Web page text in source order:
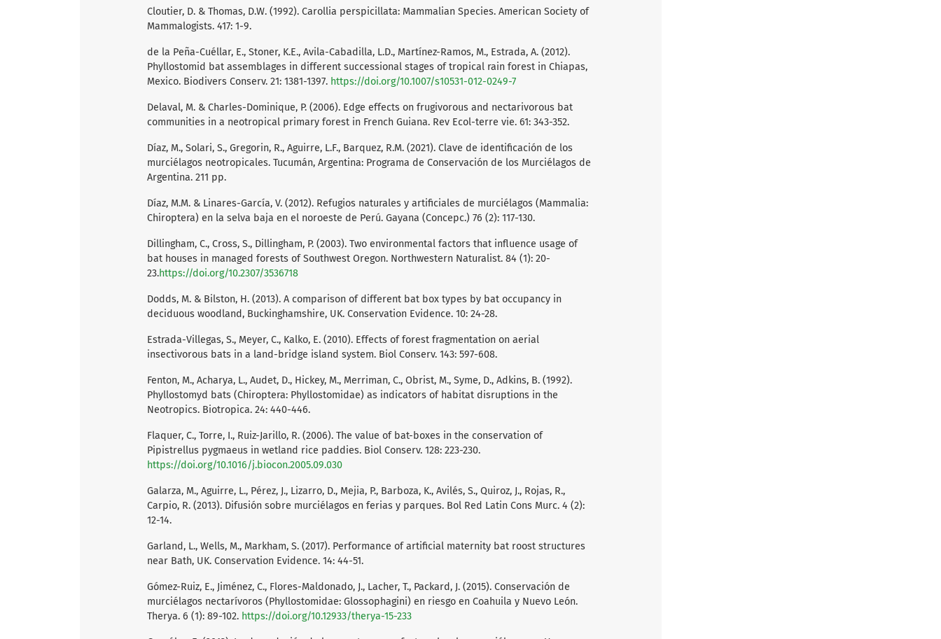
Cloutier, D. & Thomas, D.W. (1992). Carollia perspicillata: Mammalian Species. American Society of
Mammalogists. 417: 1-9.
de la Peña-Cuéllar, E., Stoner, K.E., Avila-Cabadilla, L.D., Martínez-Ramos, M., Estrada, A. (2012).
Phyllostomid bat assemblages in different successional stages of tropical rain forest in Chiapas,
Mexico. Biodivers Conserv. 21: 1381-1397. https://doi.org/10.1007/s10531-012-0249-7
Delaval, M. & Charles-Dominique, P. (2006). Edge effects on frugivorous and nectarivorous bat
communities in a neotropical primary forest in French Guiana. Rev Ecol-terre vie. 61: 343-352.
Díaz, M., Solari, S., Gregorin, R., Aguirre, L.F., Barquez, R.M. (2021). Clave de identificación de los
murciélagos neotropicales. Tucumán, Argentina: Programa de Conservación de los Murciélagos de
Argentina. 211 pp.
Díaz, M.M. & Linares-García, V. (2012). Refugios naturales y artificiales de murciélagos (Mammalia:
Chiroptera) en la selva baja en el noroeste de Perú. Gayana (Concepc.) 76 (2): 117-130.
Dillingham, C., Cross, S., Dillingham, P. (2003). Two environmental factors that influence usage of
bat houses in managed forests of Southwest Oregon. Northwestern Naturalist. 84 (1): 20-
23.https://doi.org/10.2307/3536718
Dodds, M. & Bilston, H. (2013). A comparison of different bat box types by bat occupancy in
deciduous woodland, Buckinghamshire, UK. Conservation Evidence. 10: 24-28.
Estrada-Villegas, S., Meyer, C., Kalko, E. (2010). Effects of forest fragmentation on aerial
insectivorous bats in a land-bridge island system. Biol Conserv. 143: 597-608.
Fenton, M., Acharya, L., Audet, D., Hickey, M., Merriman, C., Obrist, M., Syme, D., Adkins, B. (1992).
Phyllostomyd bats (Chiroptera: Phyllostomidae) as indicators of habitat disruptions in the
Neotropics. Biotropica. 24: 440-446.
Flaquer, C., Torre, I., Ruiz-Jarillo, R. (2006). The value of bat-boxes in the conservation of
Pipistrellus pygmaeus in wetland rice paddies. Biol Conserv. 128: 223-230.
https://doi.org/10.1016/j.biocon.2005.09.030
Galarza, M., Aguirre, L., Pérez, J., Lizarro, D., Mejia, P., Barboza, K., Avilés, S., Quiroz, J., Rojas, R.,
Carpio, R. (2013). Difusión sobre murciélagos en ferias y parques. Bol Red Latin Cons Murc. 4 (2):
12-14.
Garland, L., Wells, M., Markham, S. (2017). Performance of artificial maternity bat roost structures
near Bath, UK. Conservation Evidence. 14: 44-51.
Gómez-Ruiz, E., Jiménez, C., Flores-Maldonado, J., Lacher, T., Packard, J. (2015). Conservación de
murciélagos nectarívoros (Phyllostomidae: Glossophagini) en riesgo en Coahuila y Nuevo León.
Therya. 6 (1): 89-102. https://doi.org/10.12933/therya-15-233